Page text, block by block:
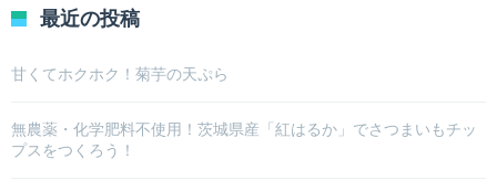
最近の投稿
甘くてホクホク！菊芋の天ぷら
無農薬・化学肥料不使用！茨城県産「紅はるか」でさつまいもチッ
プスをつくろう！